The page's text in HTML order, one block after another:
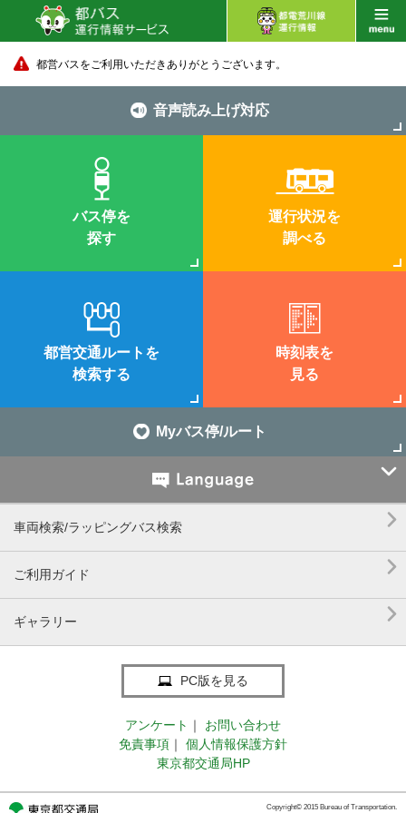
都営バスをご利用いただきありがとうございます。
音声読み上げ対応
バス停を
探す
運行状況を
調べる
都営交通ルートを
検索する
時刻表を
見る
Myバス停/ルート

車両検索/ラッピングバス検索 
ご利用ガイド 
ギャラリー 
PC版を見る
アンケート ｜
お問い合わせ
免責事項 ｜
個人情報保護方針
東京都交通局HP
Copyright© 2015 Bureau of Transportation.